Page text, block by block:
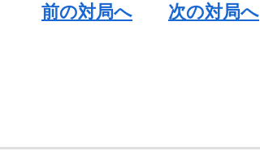
前の対局へ 次の対局へ